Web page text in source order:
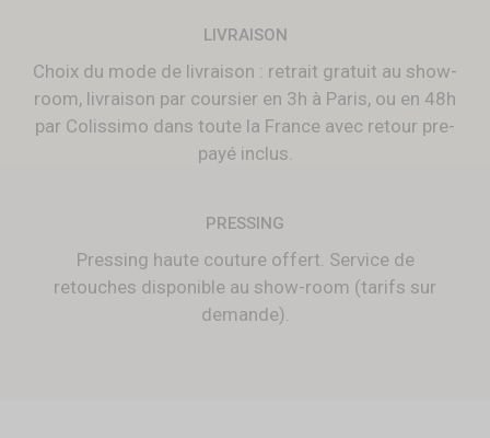
LIVRAISON
Choix du mode de livraison : retrait gratuit au show-
room, livraison par coursier en 3h à Paris, ou en 48h
par Colissimo dans toute la France avec retour pre-
payé inclus.
PRESSING
Pressing haute couture offert. Service de
retouches disponible au show-room (tarifs sur
demande).